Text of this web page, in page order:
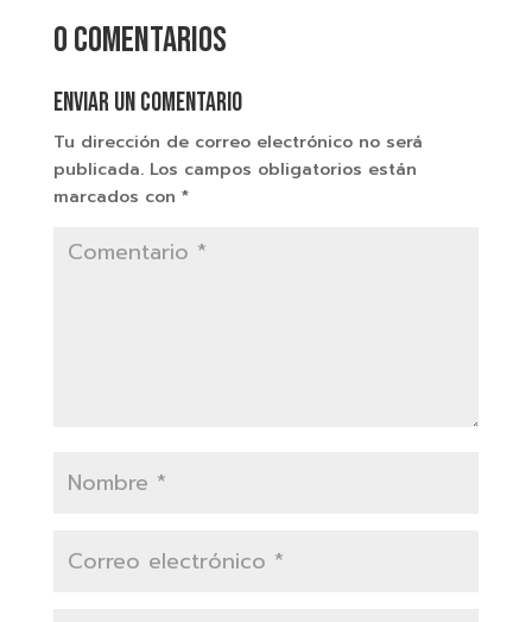
0 comentarios
Enviar un comentario
Tu dirección de correo electrónico no será
publicada. Los campos obligatorios están
marcados con *